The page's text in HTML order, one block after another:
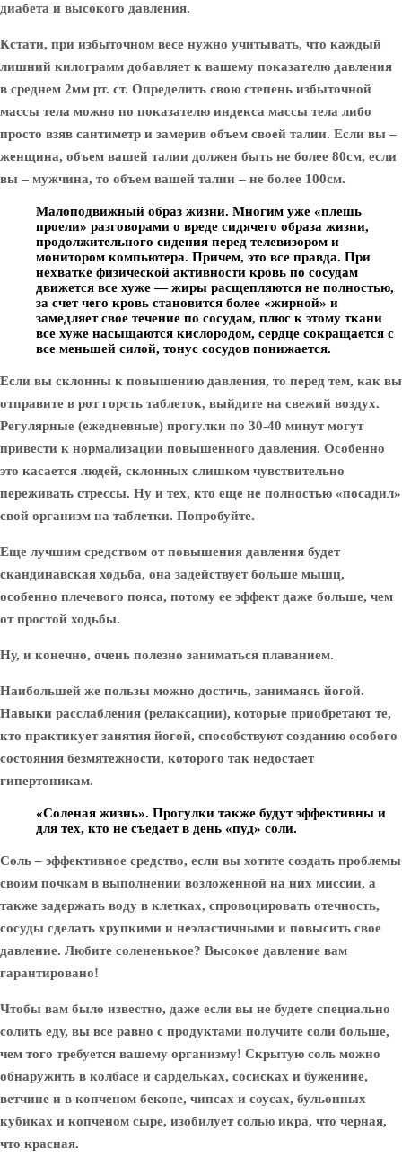
диабета и высокого давления.
Кстати, при избыточном весе нужно учитывать, что каждый
лишний килограмм добавляет к вашему показателю давления
в среднем 2мм рт. ст. Определить свою степень избыточной
массы тела можно по показателю индекса массы тела либо
просто взяв сантиметр и замерив объем своей талии. Если вы –
женщина, объем вашей талии должен быть не более 80см, если
вы – мужчина, то объем вашей талии – не более 100см.
Малоподвижный образ жизни. Многим уже «плешь
проели» разговорами о вреде сидячего образа жизни,
продолжительного сидения перед телевизором и
монитором компьютера. Причем, это все правда. При
нехватке физической активности кровь по сосудам
движется все хуже — жиры расщепляются не полностью,
за счет чего кровь становится более «жирной» и
замедляет свое течение по сосудам, плюс к этому ткани
все хуже насыщаются кислородом, сердце сокращается с
все меньшей силой, тонус сосудов понижается.
Если вы склонны к повышению давления, то перед тем, как вы
отправите в рот горсть таблеток, выйдите на свежий воздух.
Регулярные (ежедневные) прогулки по 30-40 минут могут
привести к нормализации повышенного давления. Особенно
это касается людей, склонных слишком чувствительно
переживать стрессы. Ну и тех, кто еще не полностью «посадил»
свой организм на таблетки. Попробуйте.
Еще лучшим средством от повышения давления будет
скандинавская ходьба, она задействует больше мышц,
особенно плечевого пояса, потому ее эффект даже больше, чем
от простой ходьбы.
Ну, и конечно, очень полезно заниматься плаванием.
Наибольшей же пользы можно достичь, занимаясь йогой.
Навыки расслабления (релаксации), которые приобретают те,
кто практикует занятия йогой, способствуют созданию особого
состояния безмятежности, которого так недостает
гипертоникам.
«Соленая жизнь». Прогулки также будут эффективны и
для тех, кто не съедает в день «пуд» соли.
Соль – эффективное средство, если вы хотите создать проблемы
своим почкам в выполнении возложенной на них миссии, а
также задержать воду в клетках, спровоцировать отечность,
сосуды сделать хрупкими и неэластичными и повысить свое
давление. Любите солененькое? Высокое давление вам
гарантировано!
Чтобы вам было известно, даже если вы не будете специально
солить еду, вы все равно с продуктами получите соли больше,
чем того требуется вашему организму! Скрытую соль можно
обнаружить в колбасе и сардельках, сосисках и буженине,
ветчине и в копченом беконе, чипсах и соусах, бульонных
кубиках и копченом сыре, изобилует солью икра, что черная,
что красная.